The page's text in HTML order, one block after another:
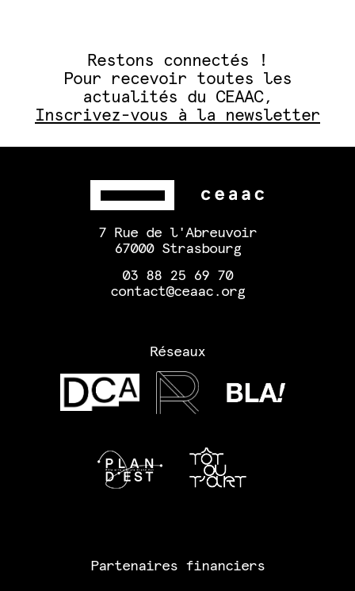
Restons connectés !
Pour recevoir toutes les
actualités du CEAAC,
Inscrivez-vous à la newsletter
7 Rue de l'Abreuvoir
67000 Strasbourg
03 88 25 69 70
contact@ceaac.org
Réseaux
Partenaires financiers